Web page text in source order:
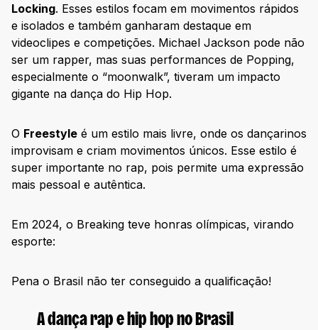
Locking. Esses estilos focam em movimentos rápidos
e isolados e também ganharam destaque em
videoclipes e competições. Michael Jackson pode não
ser um rapper, mas suas performances de Popping,
especialmente o “moonwalk”, tiveram um impacto
gigante na dança do Hip Hop.
O Freestyle é um estilo mais livre, onde os dançarinos
improvisam e criam movimentos únicos. Esse estilo é
super importante no rap, pois permite uma expressão
mais pessoal e autêntica.
Em 2024, o Breaking teve honras olímpicas, virando
esporte:
Pena o Brasil não ter conseguido a qualificação!
A dança rap e hip hop no Brasil